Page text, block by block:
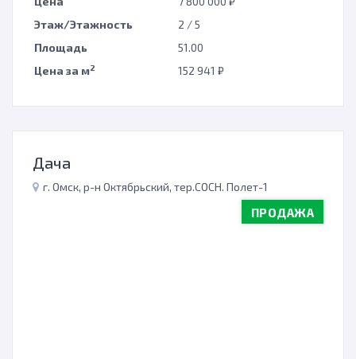
Этаж/Этажность
2 / 5
Площадь
51.00
Цена за м2 152 941 ₽
Дача
г. Омск, р-н Октябрьский, тер.СОСН. Полет-1
ПРОДАЖА